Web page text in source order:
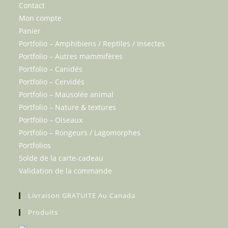
Contact
Mon compte
Panier
Portfolio – Amphibiens / Reptiles / Insectes
Portfolio – Autres mammifères
Portfolio – Canidés
Portfolio – Cervidés
Portfolio – Mausolée animal
Portfolio – Nature & textures
Portfolio – Oiseaux
Portfolio – Rongeurs / Lagomorphes
Portfolios
Solde de la carte-cadeau
Validation de la commande
Livraison GRATUITE Au Canada
Produits